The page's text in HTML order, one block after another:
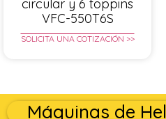
circular y 6 toppins
VFC-550T6S
SOLICITA UNA COTIZACIÓN >>
Máquinas de